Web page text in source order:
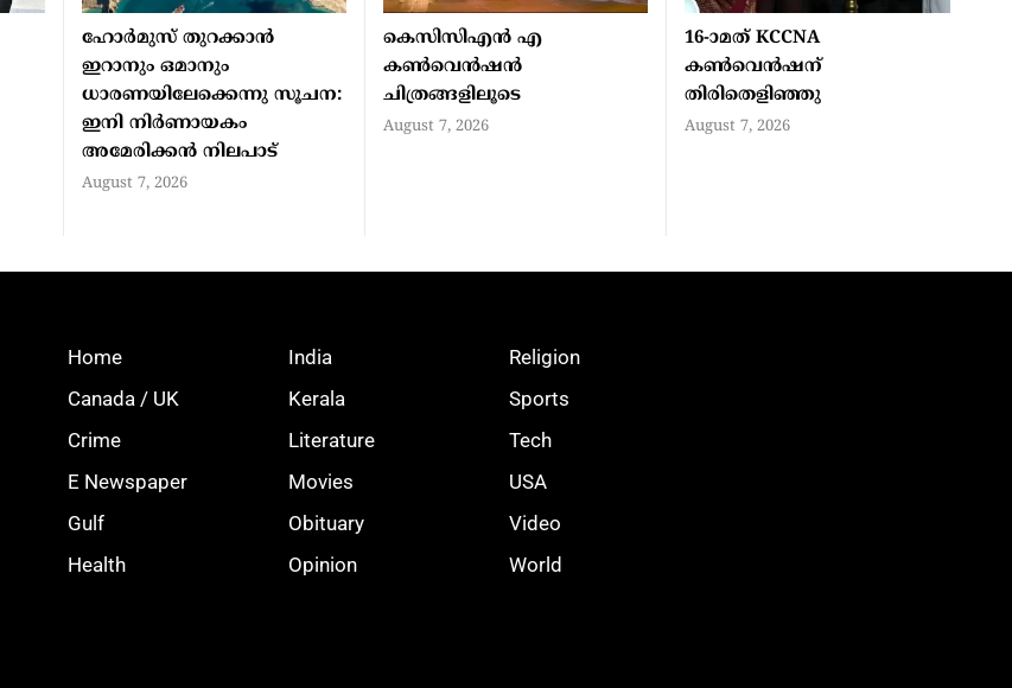
ഹോര്‍മുസ് തുറക്കാന്‍
ഇറാനും ഒമാനും
ധാരണയിലേക്കെന്നു സൂചന:
ഇനി നിര്‍ണായകം
അമേരിക്കന്‍ നിലപാട്
August 7, 2026
കെസിസിഎൻ എ
കൺവെൻഷൻ
ചിത്രങ്ങളിലൂടെ
August 7, 2026
16-ാമത് KCCNA
കൺവെൻഷന്
തിരിതെളിഞ്ഞു
August 7, 2026
Home
Canada / UK
Crime
E Newspaper
Gulf
Health
India
Kerala
Literature
Movies
Obituary
Opinion
Religion
Sports
Tech
USA
Video
World